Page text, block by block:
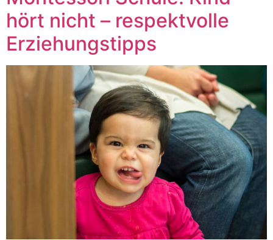
hört nicht – respektvolle
Erziehungstipps